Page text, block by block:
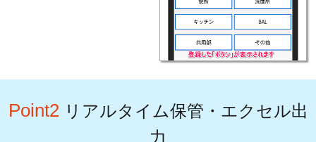
Point2 リアルタイム保管・エクセル出
力